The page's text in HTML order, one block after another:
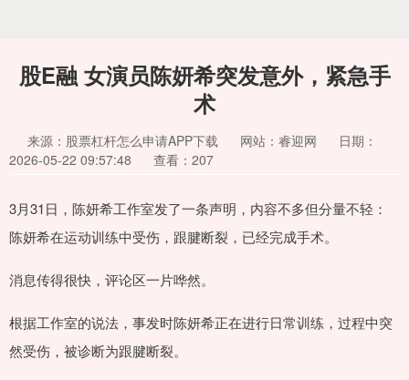
股E融 女演员陈妍希突发意外，紧急手
术
来源：股票杠杆怎么申请APP下载 网站：睿迎网
日期：
2026-05-22 09:57:48
查看：207
3月31日，陈妍希工作室发了一条声明，内容不多但分量不轻：
陈妍希在运动训练中受伤，跟腱断裂，已经完成手术。
消息传得很快，评论区一片哗然。
根据工作室的说法，事发时陈妍希正在进行日常训练，过程中突
然受伤，被诊断为跟腱断裂。